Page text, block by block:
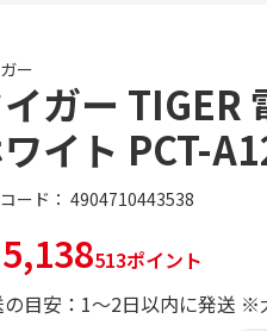
ー
ガー TIGER
イト PCT-
ード： 4904710443538
513ポイント
目安：1～2日以内に発送 ※